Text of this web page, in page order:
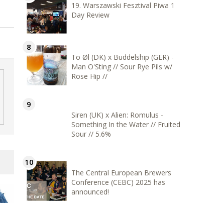
19. Warszawski Fesztival Piwa 1
Day Review
To Øl (DK) x Buddelship (GER) -
Man O'Sting // Sour Rye Pils w/
Rose Hip //
Siren (UK) x Alien: Romulus -
Something In the Water // Fruited
Sour // 5.6%
The Central European Brewers
Conference (CEBC) 2025 has
announced!